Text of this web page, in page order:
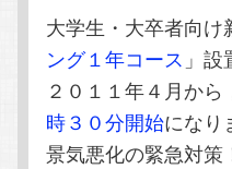
大学生・大卒者向け
ング１年コース 」設
２０１１年４月か
時３０分開始になり
景気悪化の緊急対